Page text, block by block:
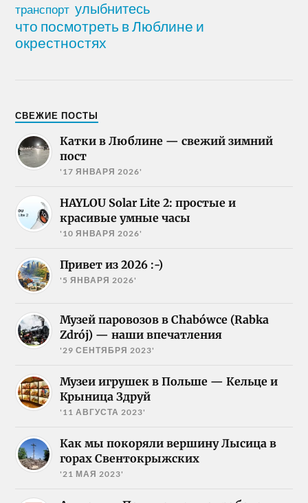
транспорт улыбнитесь
что посмотреть в Люблине и
окрестностях
СВЕЖИЕ ПОСТЫ
Катки в Люблине — свежий зимний
пост
'17 ЯНВАРЯ 2026'
HAYLOU Solar Lite 2: простые и
красивые умные часы
'10 ЯНВАРЯ 2026'
Привет из 2026 :-)
'5 ЯНВАРЯ 2026'
Музей паровозов в Chabówce (Rabka
Zdrój) — наши впечатления
'29 СЕНТЯБРЯ 2023'
Музеи игрушек в Польше — Кельце и
Крыница Здруй
'11 АВГУСТА 2023'
Как мы покоряли вершину Лысица в
горах Свентокрыжских
'21 МАЯ 2023'